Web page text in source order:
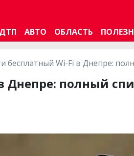
ДТП АВТО ОБЛАСТЬ
бесплатный Wi-Fi в Днепре:
Днепре: полный